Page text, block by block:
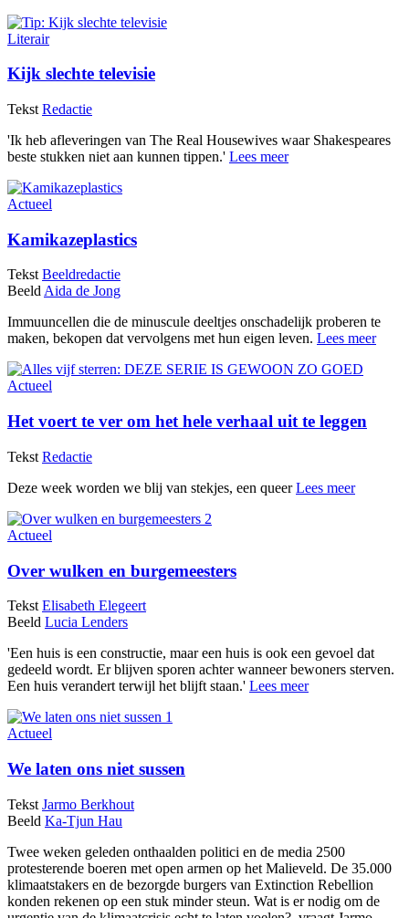
Literair
Kijk slechte televisie
Tekst Redactie
'Ik heb afleveringen van The Real Housewives waar Shakespeares
beste stukken niet aan kunnen tippen.' Lees meer
Actueel
Kamikazeplastics
Tekst Beeldredactie
BeeldAida de Jong
Immuuncellen die de minuscule deeltjes onschadelijk proberen te
maken, bekopen dat vervolgens met hun eigen leven. Lees meer
Actueel
Het voert te ver om het hele verhaal uit te leggen
Tekst Redactie
Deze week worden we blij van stekjes, een queerLees meer
Actueel
Over wulken en burgemeesters
Tekst Elisabeth Elegeert
Beeld Lucia Lenders
'Een huis is een constructie, maar een huis is ook een gevoel dat
gedeeld wordt. Er blijven sporen achter wanneer bewoners sterven.
Een huis verandert terwijl het blijft staan.' Lees meer
Actueel
We laten ons niet sussen
Tekst Jarmo Berkhout
Beeld Ka-Tjun Hau
Twee weken geleden onthaalden politici en de media 2500
protesterende boeren met open armen op het Malieveld. De 35.000
klimaatstakers en de bezorgde burgers van Extinction Rebellion
konden rekenen op een stuk minder steun. Wat is er nodig om de